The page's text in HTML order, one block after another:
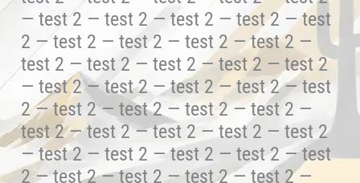
— test 2 — test 2 — test 2 — test 2 — test
2 — test 2 — test 2 — test 2 — test 2 —
test 2 — test 2 — test 2 — test 2 — test 2
— test 2 — test 2 — test 2 — test 2 — test
2 — test 2 — test 2 — test 2 — test 2 —
test 2 — test 2 — test 2 — test 2 — test 2
— test 2 — test 2 — test 2 — test 2 — test
2 — test 2 — test 2 — test 2 — test 2 —